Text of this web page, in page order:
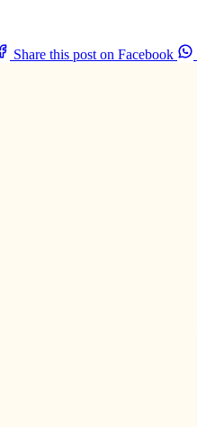
Share this post on Facebook